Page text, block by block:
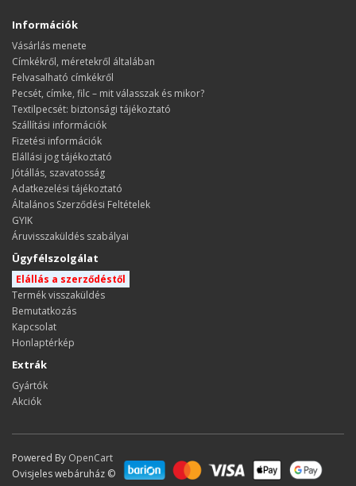
Információk
Vásárlás menete
​​​​​​​Címkékről, méretekről általában
Felvasalható címkékről
Pecsét, címke, filc – mit válasszak és mikor?
Textilpecsét: biztonsági tájékoztató
Szállítási információk
Fizetési információk
Elállási jog tájékoztató
Jótállás, szavatosság
Adatkezelési tájékoztató
Általános Szerződési Feltételek
GYIK
Áruvisszaküldés szabályai
Ügyfélszolgálat
Elállás a szerződéstől
Termék visszaküldés
Bemutatkozás
Kapcsolat
Honlaptérkép
Extrák
Gyártók
Akciók
Powered By OpenCart
Ovisjeles webáruház ©